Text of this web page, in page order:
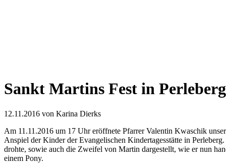
Sankt Martins Fest in Perleberg
12.11.2016 von Karina Dierks
Am 11.11.2016 um 17 Uhr eröffnete Pfarrer Valentin Kwaschik
Anspiel der Kinder der Evangelischen Kindertagesstätte in
drohte, sowie auch die Zweifel von Martin dargestellt, wie er nun
einem Pony.